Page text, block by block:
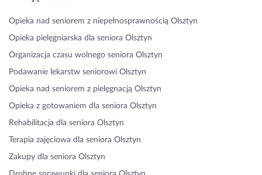
Opieka nad seniorem z niepełnosprawnością Olsztyn
Opieka pielęgniarska dla seniora Olsztyn
Organizacja czasu wolnego seniora Olsztyn
Podawanie lekarstw seniorowi Olsztyn
Opieka nad seniorem z pielęgnacją Olsztyn
Opieka z gotowaniem dla seniora Olsztyn
Rehabilitacja dla seniora Olsztyn
Terapia zajęciowa dla seniora Olsztyn
Zakupy dla seniora Olsztyn